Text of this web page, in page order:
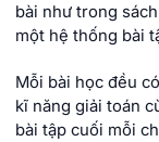
bài như trong
một hệ thống bài
Mỗi bài học đều
kĩ năng giải toán
bài tập cuối mỗi